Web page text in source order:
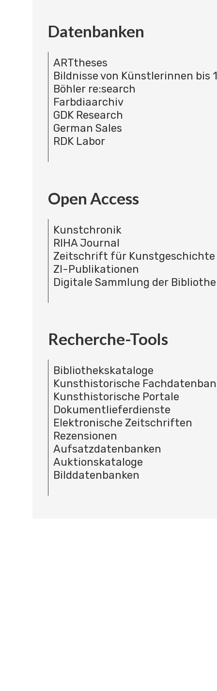
Datenbanken
ARTtheses
Bildnisse von Künstlerinnen bis
Böhler re:search
Farbdiaarchiv
GDK Research
German Sales
RDK Labor
Open Access
Kunstchronik
RIHA Journal
Zeitschrift für Kunstgeschichte
ZI-Publikationen
Digitale Sammlung der
Recherche-Tools
Bibliothekskataloge
Kunsthistorische
Kunsthistorische Portale
Dokumentlieferdienste
Elektronische Zeitschriften
Rezensionen
Aufsatzdatenbanken
Auktionskataloge
Bilddatenbanken